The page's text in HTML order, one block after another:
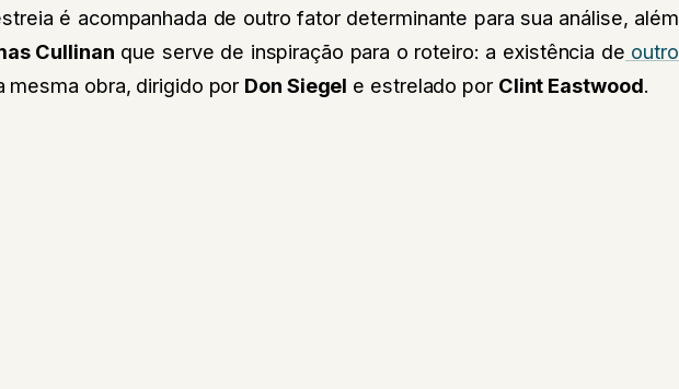
é acompanhada de outro fator determinante para sua análise, além
Cullinan que serve de inspiração para o roteiro: a existência de outro
mesma obra, dirigido por Don Siegel e estrelado por Clint Eastwood.